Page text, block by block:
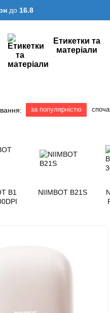
до 16.8
Етикетки та
матеріали
за популярністю
B1
NIIMBOT B21S